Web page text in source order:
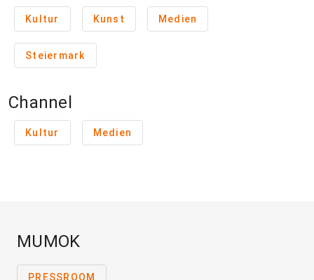
Kultur Kunst Medien
Steiermark
Channel
Kultur Medien
MUMOK
PRESSROOM